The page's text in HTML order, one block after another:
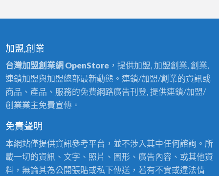
加盟,創業
台灣加盟創業網 OpenStore，提供加盟, 加盟創業, 創業,
連鎖加盟與加盟總部最新動態。連鎖/加盟/創業的資訊或
商品、產品、服務的免費網路廣告刊登, 提供連鎖/加盟/
創業業主免費宣傳。
免責聲明
本網站僅提供資訊參考平台，並不涉入其中任何諮詢。所
載一切的資訊、文字、照片、圖形、廣告內容、或其他資
料，無論其為公開張貼或私下傳送，若有不實或違法情